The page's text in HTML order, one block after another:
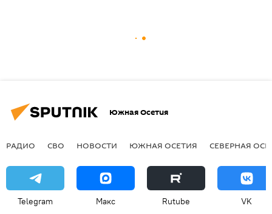
Южная Осетия
РАДИО СВО НОВОСТИ ЮЖНАЯ ОСЕТИЯ СЕВЕРНАЯ
Telegram Макс Rutube VK